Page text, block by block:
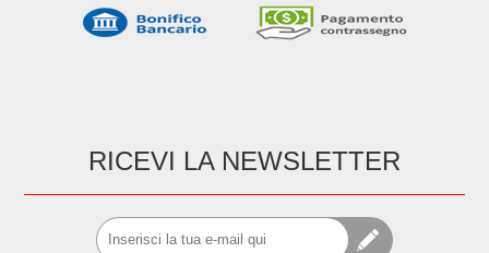
RICEVI LA NEWSLETTER